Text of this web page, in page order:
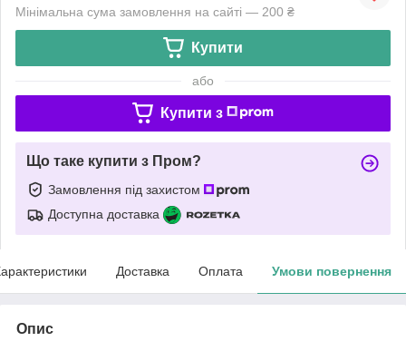
Мінімальна сума замовлення на сайті — 200 ₴
Купити
або
Купити з
Що таке купити з Пром?
Замовлення під захистом
Доступна доставка
Доставка Оплата Умови повернення
Опис